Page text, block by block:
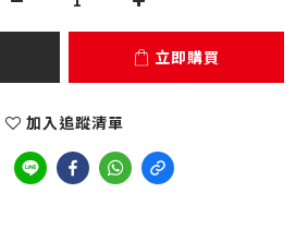
立即購買
加入追蹤清單